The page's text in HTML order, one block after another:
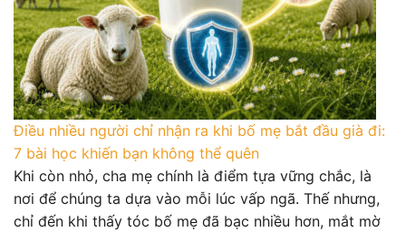
Điều nhiều người chỉ nhận ra khi bố mẹ bắt đầu già đi:
7 bài học khiến bạn không thể quên
Khi còn nhỏ, cha mẹ chính là điểm tựa vững chắc, là
nơi để chúng ta dựa vào mỗi lúc vấp ngã. Thế nhưng,
chỉ đến khi thấy tóc bố mẹ đã bạc nhiều hơn, mắt mờ